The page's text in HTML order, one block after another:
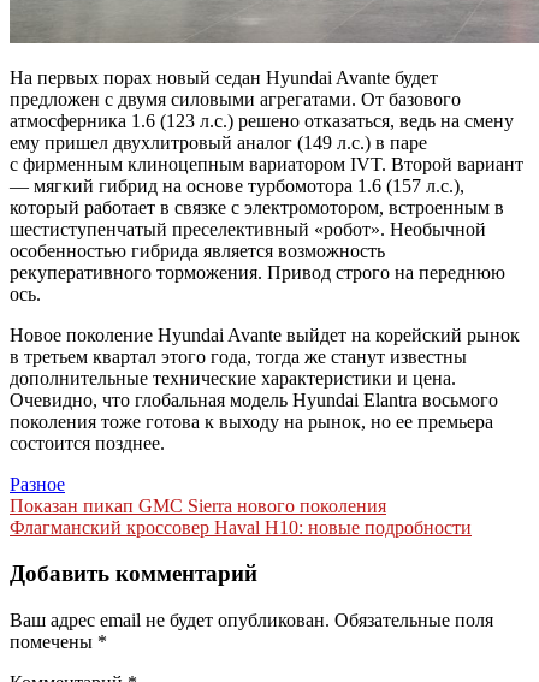
На первых порах новый седан Hyundai Avante будет
предложен с двумя силовыми агрегатами. От базового
атмосферника 1.6 (123 л.с.) решено отказаться, ведь на смену
ему пришел двухлитровый аналог (149 л.с.) в паре
с фирменным клиноцепным вариатором IVT. Второй вариант
— мягкий гибрид на основе турбомотора 1.6 (157 л.с.),
который работает в связке с электромотором, встроенным в
шестиступенчатый преселективный «робот». Необычной
особенностью гибрида является возможность
рекуперативного торможения. Привод строго на переднюю
ось.
Новое поколение Hyundai Avante выйдет на корейский рынок
в третьем квартал этого года, тогда же станут известны
дополнительные технические характеристики и цена.
Очевидно, что глобальная модель Hyundai Elantra восьмого
поколения тоже готова к выходу на рынок, но ее премьера
состоится позднее.
Разное
Навигация
по
записям
Показан пикап GMC Sierra нового поколения
Флагманский кроссовер Haval H10: новые подробности
Добавить комментарий
Ваш адрес email не будет опубликован. Обязательные поля
помечены *